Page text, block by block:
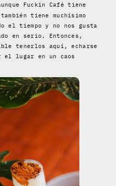
Fuckin Café tiene
tiene muchísimo
el tiempo y no nos gusta
en serio. Entonces,
tenerlos aquí, echarse
lugar en un caos